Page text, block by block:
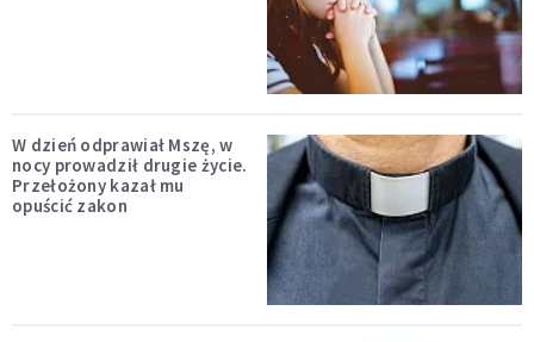
W dzień odprawiał Mszę, w
nocy prowadził drugie życie.
Przełożony kazał mu
opuścić zakon